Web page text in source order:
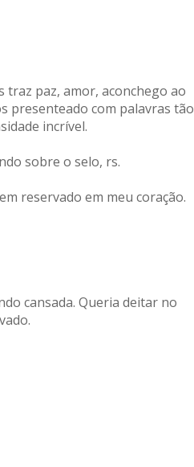
paz, amor, aconchego ao
presenteado com palavras tão
incrível.
sobre o selo, rs.
reservado em meu coração.
cansada. Queria deitar no